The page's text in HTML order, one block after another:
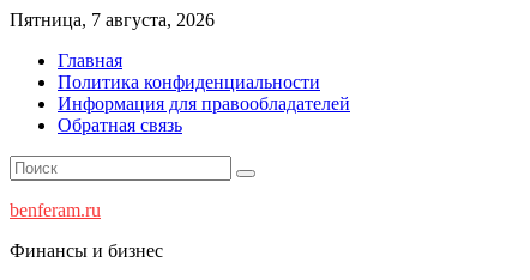
Перейти
содержимому
Пятница, 7 августа, 2026
Главная
Политика конфиденциальности
Информация для правообладателей
Обратная связь
benferam.ru
Финансы и бизнес